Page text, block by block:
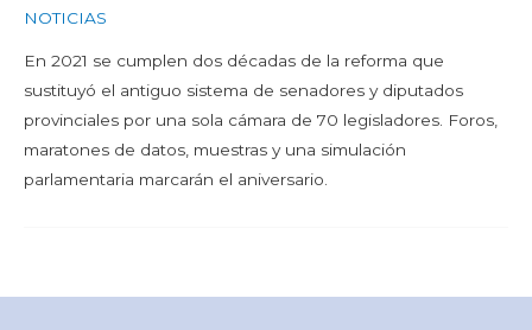
NOTICIAS
En 2021 se cumplen dos décadas de la reforma que
sustituyó el antiguo sistema de senadores y diputados
provinciales por una sola cámara de 70 legisladores. Foros,
maratones de datos, muestras y una simulación
parlamentaria marcarán el aniversario.